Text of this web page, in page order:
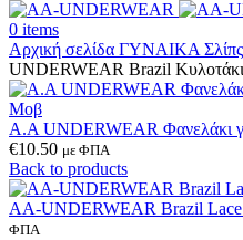
0 items
Αρχική σελίδα ΓΥΝΑΙΚΑ Σλίπς
UNDERWEAR Brazil Κυλοτάκι
Α.A UNDERWEAR Φανελάκι
€10.50 με ΦΠΑ
Back to products
AA-UNDERWEAR Brazil Lace
ΦΠΑ